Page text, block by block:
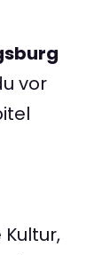
vor